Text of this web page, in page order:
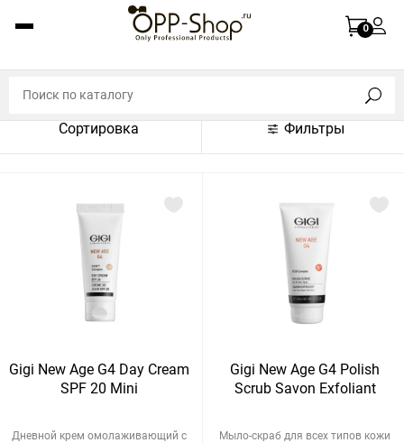
0
Сортировка Фильтры
По названию (A-Z)
По цене (по возрастанию)
По цене (по убыванию)
По популярности (по убыванию)
120
Gigi New Age G4 Day Cream
SPF 20 Mini
Дневной крем омолаживающий с
Gigi New Age G4 Polish
Scrub Savon Exfoliant
Мыло-cкраб для всех типов кожи